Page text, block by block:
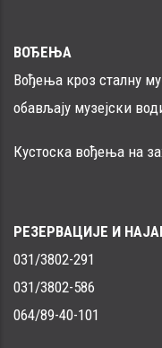
ВОЂЕЊА
Вођења кроз сталну
обављају музејски
Кустоска вођења на
РЕЗЕРВАЦИЈЕ И
031/3802-291
031/3802-586
064/89-40-101